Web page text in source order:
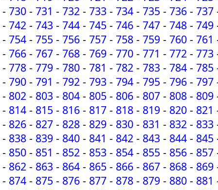
- 730 - 731 - 732 - 733 - 734 - 735 - 736 - 737
- 742 - 743 - 744 - 745 - 746 - 747 - 748 - 749
- 754 - 755 - 756 - 757 - 758 - 759 - 760 - 761
- 766 - 767 - 768 - 769 - 770 - 771 - 772 - 773
- 778 - 779 - 780 - 781 - 782 - 783 - 784 - 785
- 790 - 791 - 792 - 793 - 794 - 795 - 796 - 797
- 802 - 803 - 804 - 805 - 806 - 807 - 808 - 809
- 814 - 815 - 816 - 817 - 818 - 819 - 820 - 821
- 826 - 827 - 828 - 829 - 830 - 831 - 832 - 833
- 838 - 839 - 840 - 841 - 842 - 843 - 844 - 845
- 850 - 851 - 852 - 853 - 854 - 855 - 856 - 857
- 862 - 863 - 864 - 865 - 866 - 867 - 868 - 869
- 874 - 875 - 876 - 877 - 878 - 879 - 880 - 881